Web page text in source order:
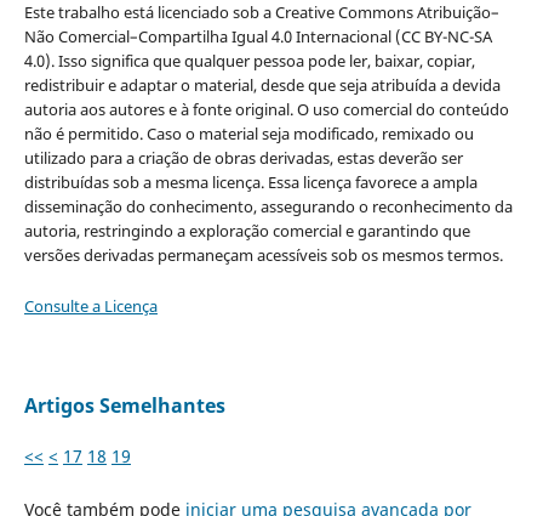
Este trabalho está licenciado sob a Creative Commons Atribuição–
Não Comercial–Compartilha Igual 4.0 Internacional (CC BY-NC-SA
4.0). Isso significa que qualquer pessoa pode ler, baixar, copiar,
redistribuir e adaptar o material, desde que seja atribuída a devida
autoria aos autores e à fonte original. O uso comercial do conteúdo
não é permitido. Caso o material seja modificado, remixado ou
utilizado para a criação de obras derivadas, estas deverão ser
distribuídas sob a mesma licença. Essa licença favorece a ampla
disseminação do conhecimento, assegurando o reconhecimento da
autoria, restringindo a exploração comercial e garantindo que
versões derivadas permaneçam acessíveis sob os mesmos termos.
Consulte a Licença
Artigos Semelhantes
<< < 17 18 19
Você também pode iniciar uma pesquisa avançada por